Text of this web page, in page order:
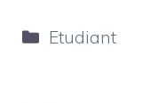
Catégories
Etudiant